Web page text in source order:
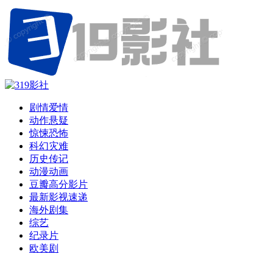
剧情爱情
动作悬疑
惊悚恐怖
科幻灾难
历史传记
动漫动画
豆瓣高分影片
最新影视速递
海外剧集
综艺
纪录片
欧美剧